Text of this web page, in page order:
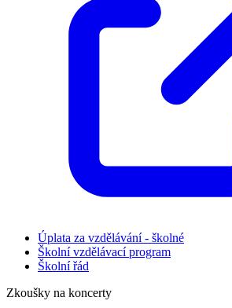
Úplata za vzdělávání - školné
Školní vzdělávací program
Školní řád
Zkoušky na koncerty